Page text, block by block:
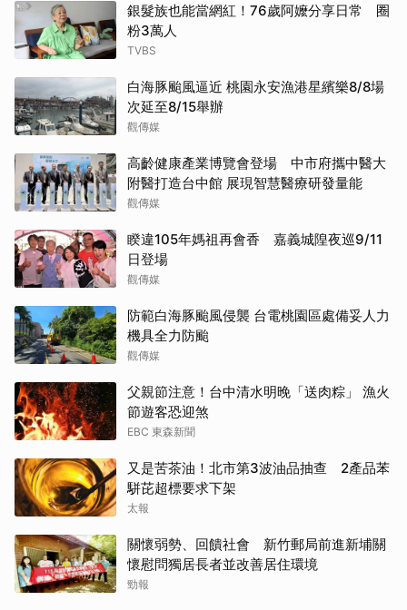
銀髮族也能當網紅！76歲阿嬤分享日常 圈
粉3萬人
TVBS
白海豚颱風逼近 桃園永安漁港星繽樂8/8場
次延至8/15舉辦
觀傳媒
高齡健康產業博覽會登場 中市府攜中醫大
附醫打造台中館 展現智慧醫療研發量能
觀傳媒
睽違105年媽祖再會香 嘉義城隍夜巡9/11
日登場
觀傳媒
防範白海豚颱風侵襲 台電桃園區處備妥人力
機具全力防颱
觀傳媒
父親節注意！台中清水明晚「送肉粽」 漁火
節遊客恐迎煞
EBC 東森新聞
又是苦茶油！北市第3波油品抽查 2產品苯
駢芘超標要求下架
太報
關懷弱勢、回饋社會 新竹郵局前進新埔關
懷慰問獨居長者並改善居住環境
勁報